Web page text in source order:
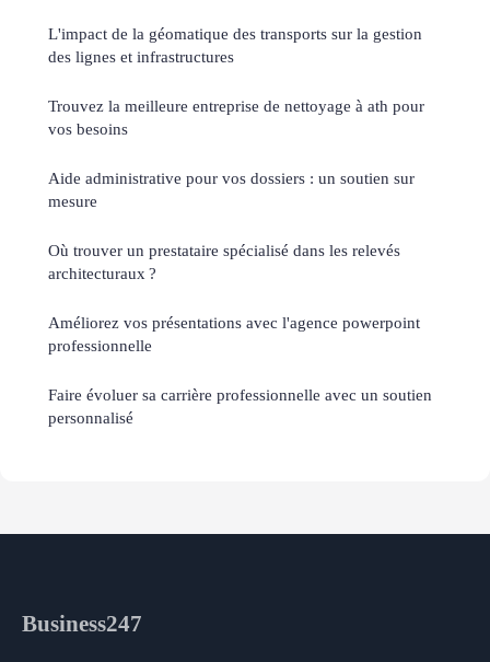
L'impact de la géomatique des transports sur la gestion
des lignes et infrastructures
Trouvez la meilleure entreprise de nettoyage à ath pour
vos besoins
Aide administrative pour vos dossiers : un soutien sur
mesure
Où trouver un prestataire spécialisé dans les relevés
architecturaux ?
Améliorez vos présentations avec l'agence powerpoint
professionnelle
Faire évoluer sa carrière professionnelle avec un soutien
personnalisé
Business247